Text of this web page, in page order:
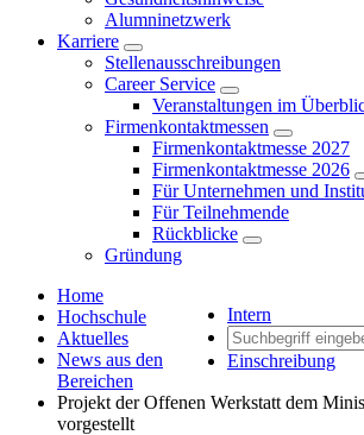
Alumninetzwerk
Karriere
Stellenausschreibungen
Career Service
Veranstaltungen im
Firmenkontaktmessen
Firmenkontaktmesse 2027
Firmenkontaktmesse 2026
Für Unternehmen und
Für Teilnehmende
Rückblicke
Gründung
Intern
Einschreibung
Home
Hochschule
Aktuelles
News aus den
Bereichen
Projekt der Offenen Werkstatt dem
vorgestellt